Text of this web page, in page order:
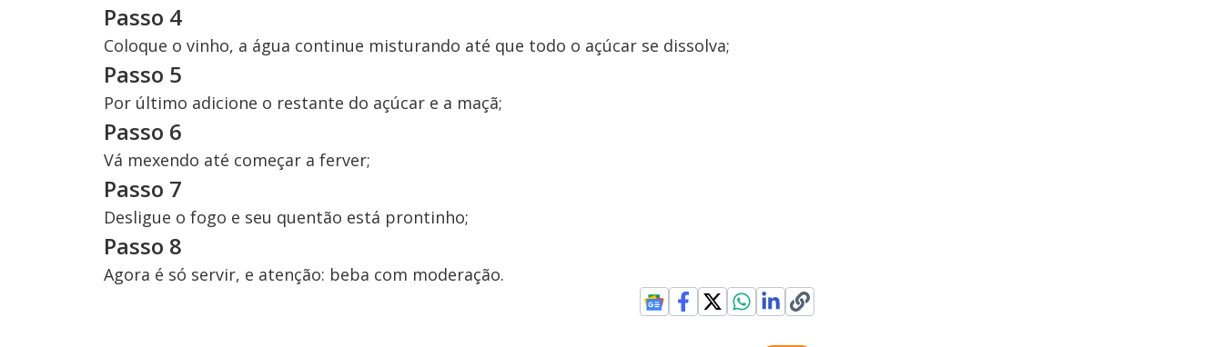
Passo 4
Coloque o vinho, a água continue misturando até que todo o açúcar se dissolva;
Passo 5
Por último adicione o restante do açúcar e a maçã;
Passo 6
Vá mexendo até começar a ferver;
Passo 7
Desligue o fogo e seu quentão está prontinho;
Passo 8
Agora é só servir, e atenção: beba com moderação.